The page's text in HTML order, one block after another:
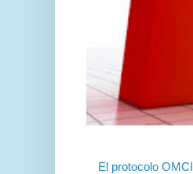
El protocolo OMCI